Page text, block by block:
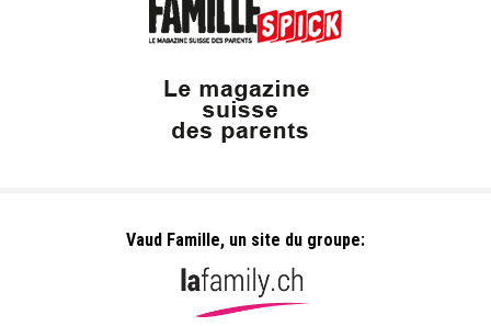
Vaud Famille, un site du groupe: